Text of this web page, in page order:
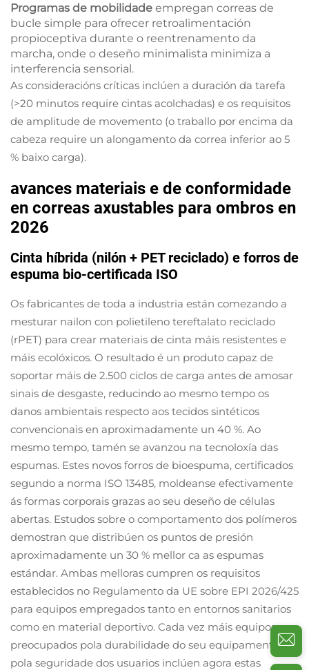
Programas de mobilidade empregan correas de
bucle simple para ofrecer retroalimentación
propioceptiva durante o reentrenamento da
marcha, onde o deseño minimalista minimiza a
interferencia sensorial.
As consideracións críticas inclúen a duración da tarefa
(>20 minutos require cintas acolchadas) e os requisitos
de amplitude de movemento (o traballo por encima da
cabeza require un alongamento da correa inferior ao 5
% baixo carga).
avances materiais e de conformidade
en correas axustables para ombros en
2026
Cinta híbrida (nilón + PET reciclado) e forros de
espuma bio-certificada ISO
Os fabricantes de toda a industria están comezando a
mesturar nailon con polietileno tereftalato reciclado
(rPET) para crear materiais de cinta máis resistentes e
máis ecolóxicos. O resultado é un produto capaz de
soportar máis de 2.500 ciclos de carga antes de amosar
sinais de desgaste, reducindo ao mesmo tempo os
danos ambientais respecto aos tecidos sintéticos
convencionais en aproximadamente un 40 %. Ao
mesmo tempo, tamén se avanzou na tecnoloxía das
espumas. Estes novos forros de bioespuma, certificados
segundo a norma ISO 13485, moldeanse efectivamente
ás formas corporais grazas ao seu deseño de células
abertas. Estudos sobre o comportamento dos polímeros
demostran que distribúen os puntos de presión
aproximadamente un 30 % mellor ca as espumas
estándar. Ambas melloras cumpren os requisitos
establecidos no Regulamento da UE sobre EPI 2026/425
para equipos empregados tanto en entornos sanitarios
como en material deportivo. Cada vez máis equipos
preocupados pola durabilidade do seu equipamento e
pola seguridade dos usuarios inclúen agora estas